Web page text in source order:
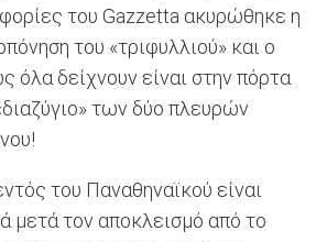
του Gazzetta ακυρώθηκε η
του «τριφυλλιού» και ο
όλα δείχνουν είναι στην πόρτα
των δύο πλευρών
του Παναθηναϊκού είναι
μετά τον αποκλεισμό από το